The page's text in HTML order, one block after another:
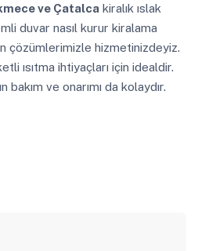
ve Çatalcakiralık ıslak
duvar nasıl kurur kiralama
çözümlerimizle hizmetinizdeyiz.
ısıtma ihtiyaçları için idealdir.
bakım ve onarımı da kolaydır.